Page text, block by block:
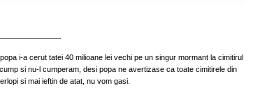
i-a cerut tatei 40 milioane lei vechi pe un singur mormant la cimitirul
si nu-l cumperam, desi popa ne avertizase ca toate cimitirele din
si mai ieftin de atat, nu vom gasi.